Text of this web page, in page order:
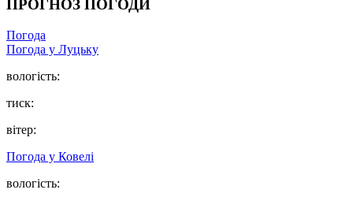
ПРОГНОЗ ПОГОДИ
Погода
Погода у Луцьку
вологість:
тиск:
вітер:
Погода у Ковелі
вологість: